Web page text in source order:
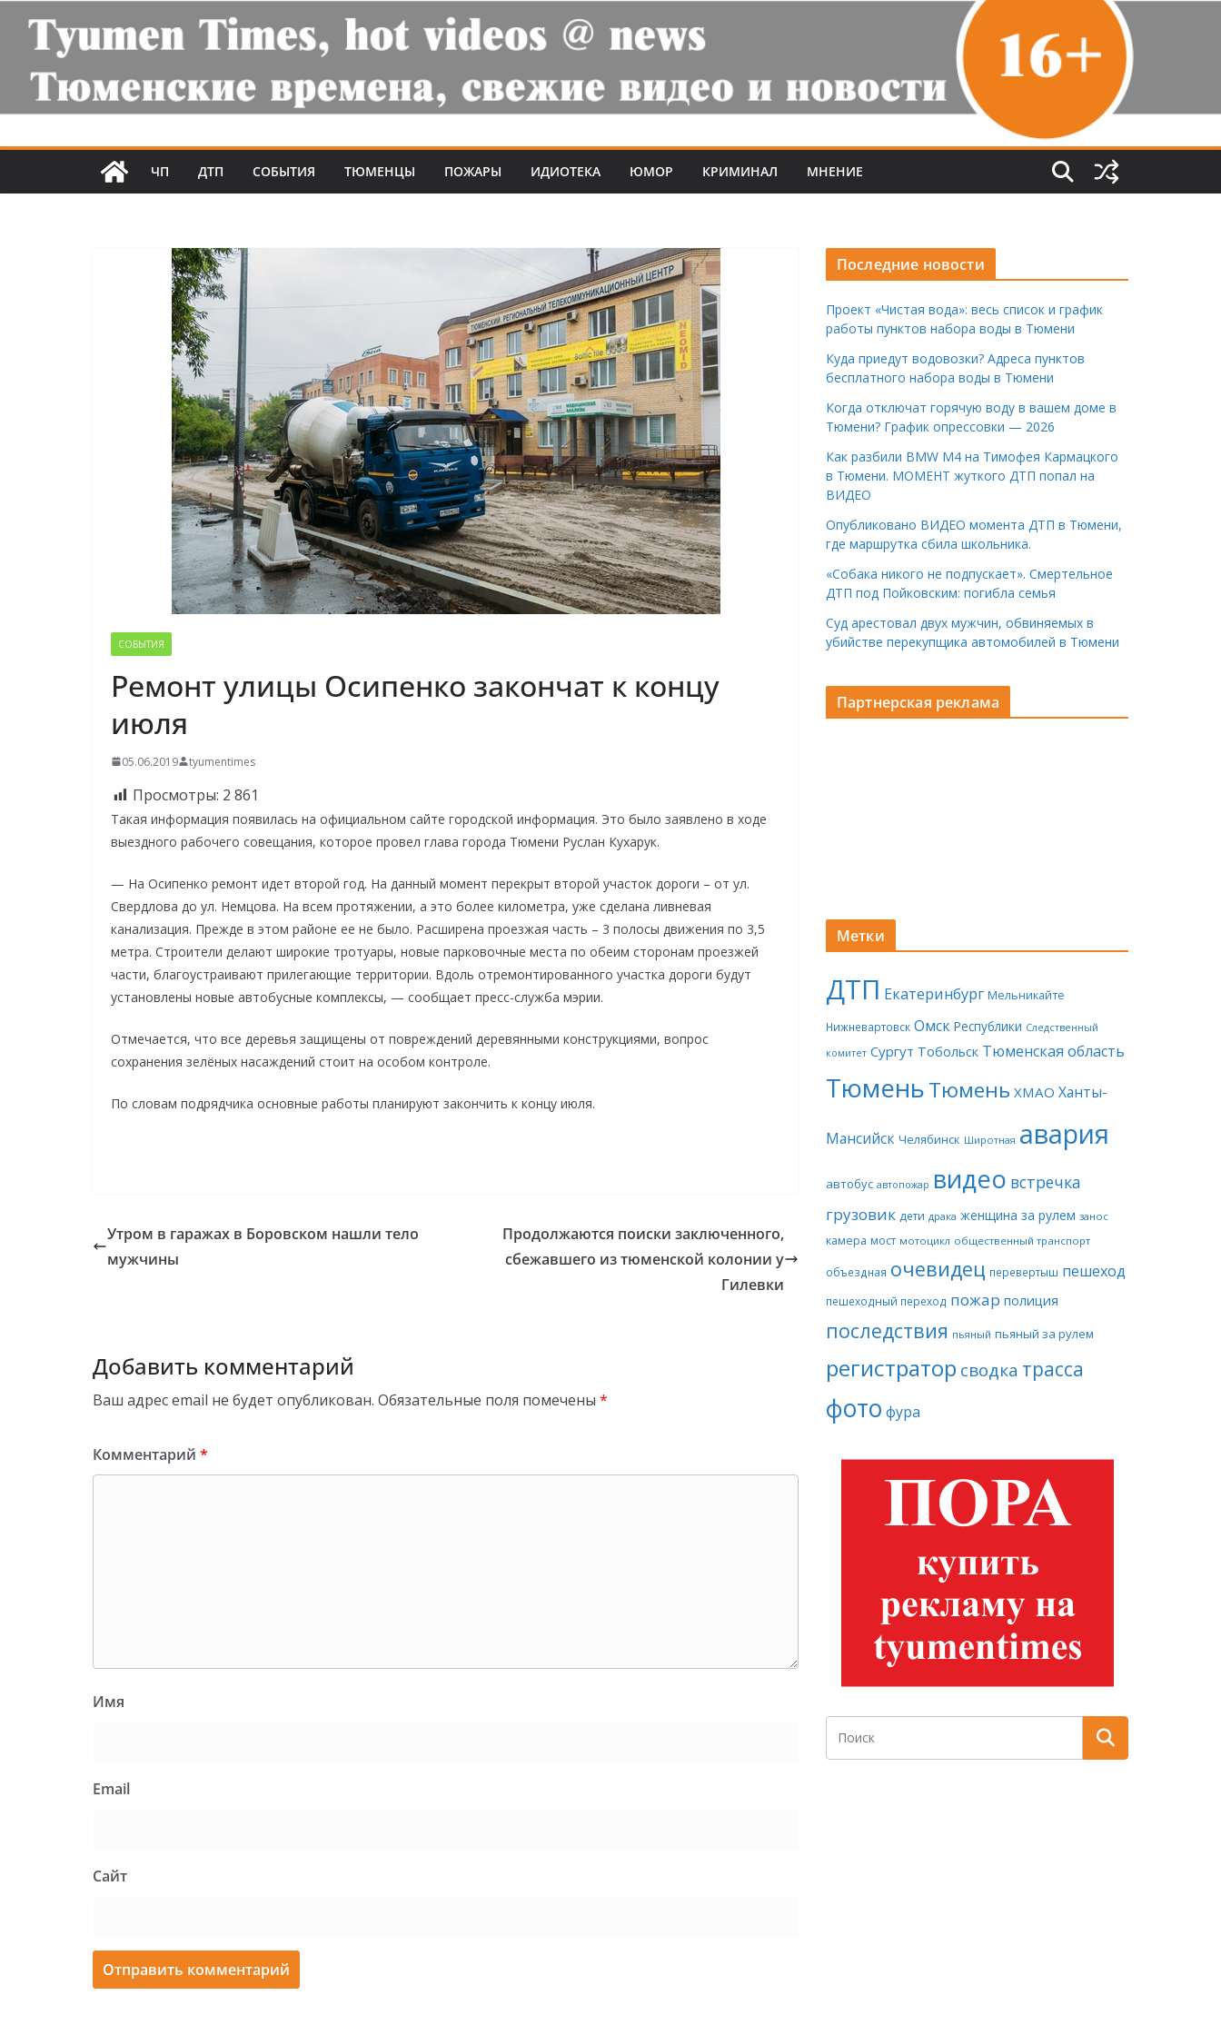
ЧП ДТП СОБЫТИЯ ТЮМЕНЦЫ ПОЖАРЫ ИДИОТЕКА ЮМОР КРИМИНАЛ МНЕНИЕ
СОБЫТИЯ
Ремонт улицы Осипенко закончат к концу
июля
05.06.2019 tyumentimes
Просмотры: 2 861
Такая информация появилась на официальном сайте городской информация. Это было заявлено в ходе
выездного рабочего совещания, которое провел глава города Тюмени Руслан Кухарук.
— На Осипенко ремонт идет второй год. На данный момент перекрыт второй участок дороги – от ул.
Свердлова до ул. Немцова. На всем протяжении, а это более километра, уже сделана ливневая
канализация. Прежде в этом районе ее не было. Расширена проезжая часть – 3 полосы движения по 3,5
метра. Строители делают широкие тротуары, новые парковочные места по обеим сторонам проезжей
части, благоустраивают прилегающие территории. Вдоль отремонтированного участка дороги будут
установлены новые автобусные комплексы, — сообщает пресс-служба мэрии.
Отмечается, что все деревья защищены от повреждений деревянными конструкциями, вопрос
сохранения зелёных насаждений стоит на особом контроле.
По словам подрядчика основные работы планируют закончить к концу июля.
Утром в гаражах в Боровском нашли тело
мужчины
Продолжаются поиски заключенного,
сбежавшего из тюменской колонии у
Гилевки
Добавить комментарий
Ваш адрес email не будет опубликован. Обязательные поля помечены *
Комментарий *
Имя
Email
Сайт
Последние новости
Проект «Чистая вода»: весь список и график
работы пунктов набора воды в Тюмени
Куда приедут водовозки? Адреса пунктов
бесплатного набора воды в Тюмени
Когда отключат горячую воду в вашем доме в
Тюмени? График опрессовки — 2026
Как разбили BMW M4 на Тимофея Кармацкого
в Тюмени. МОМЕНТ жуткого ДТП попал на
ВИДЕО
Опубликовано ВИДЕО момента ДТП в Тюмени,
где маршрутка сбила школьника.
«Собака никого не подпускает». Смертельное
ДТП под Пойковским: погибла семья
Суд арестовал двух мужчин, обвиняемых в
убийстве перекупщика автомобилей в Тюмени
Партнерская реклама
Метки
ДТП Екатеринбург Мельникайте
Нижневартовск Омск Республики Следственный
комитет Сургут Тобольск Тюменская область
ТюменьТюмень ХМАО Ханты-
Мансийск Челябинск Широтная авария
автобус автопожар видео встречка
грузовик дети драка женщина за рулем занос
камера мост мотоцикл общественный транспорт
объездная очевидец перевертыш пешеход
пешеходный переход пожар полиция
последствия пьяный пьяный за рулем
регистратор сводка трасса
фото фура